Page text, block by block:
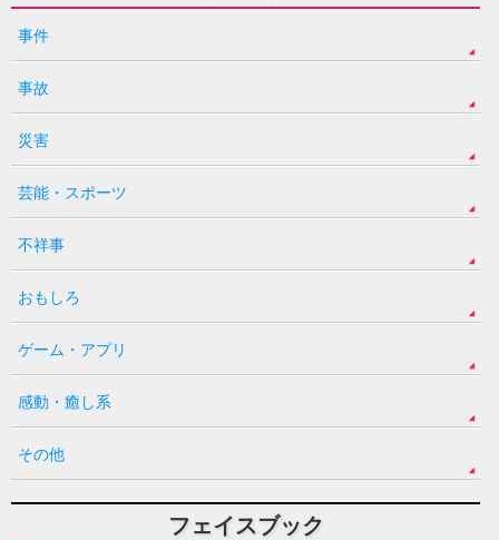
事件
事故
災害
芸能・スポーツ
不祥事
おもしろ
ゲーム・アプリ
感動・癒し系
その他
フェイスブック